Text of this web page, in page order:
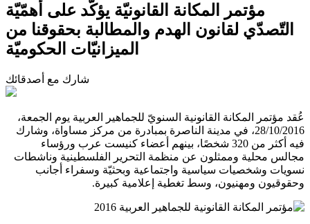
مؤتمر المكانة القانونيّة يؤكّد على أهمّيّة
التّصدّي لقانون الهدم والمطالبة بحقوقنا من
الميزانيّات الحكوميّة
شارك مع أصدقائك
عُقد مؤتمر المكانة القانونية السنويّ للجماهير العربية يوم الجمعة،
28/10/2016، في مدينة الناصرة بمبادرة من مركز مساواة، وشارك
فيه أكثر من 320 شخصًا، بينهم أعضاء كنيست عرب ورؤساء
مجالس محلية وممثلون عن منظمة التحرير الفلسطينية وناشطات
نسويات وشخصيات سياسية واجتماعية وبحثيّة وسفراء أجانب
وحقوقيون ومهنيون، وسط تغطية إعلامية كبيرة.